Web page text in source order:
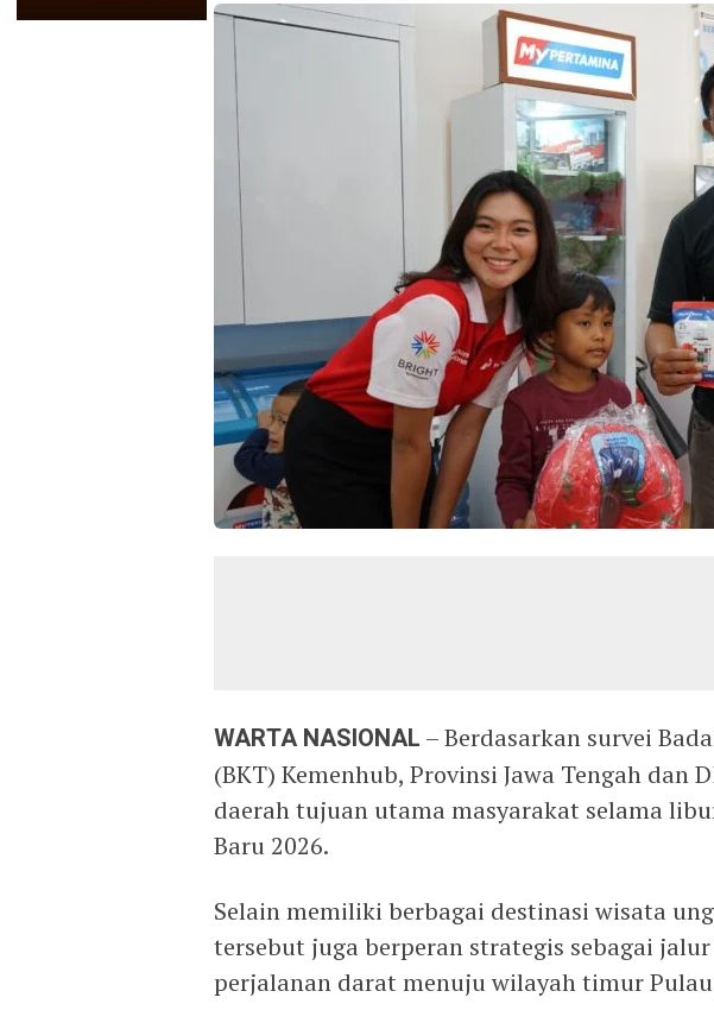
WARTA NASIONAL – Berdasarkan survei
(BKT) Kemenhub, Provinsi Jawa Tengah dan
daerah tujuan utama masyarakat selama
Baru 2026.
Selain memiliki berbagai destinasi wisata
tersebut juga berperan strategis sebagai
perjalanan darat menuju wilayah timur